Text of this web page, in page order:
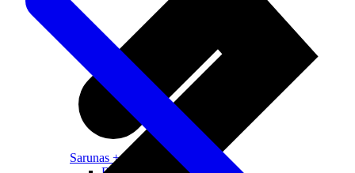
Sarunas + Internets